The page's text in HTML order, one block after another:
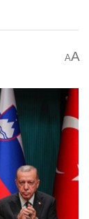
AA